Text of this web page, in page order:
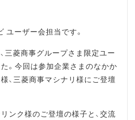
ユーザー会担当です。
三菱商事グループさま限定ユー
。今回は参加企業さまのなかか
、三菱商事マシナリ様にご登壇
ンク様のご登壇の様子と、交流